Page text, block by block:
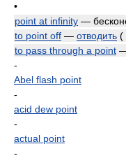
•
point at infinity —
to point off — отводить (
to pass through a point
-
Abel flash point
-
acid dew point
-
actual point
-